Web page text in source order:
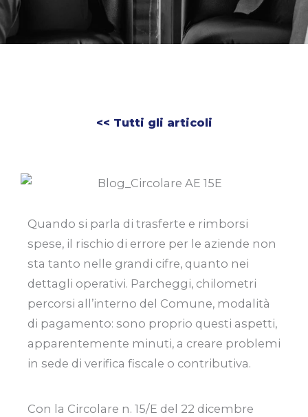
<< Tutti gli articoli
Quando si parla di trasferte e rimborsi
spese, il rischio di errore per le aziende non
sta tanto nelle grandi cifre, quanto nei
dettagli operativi. Parcheggi, chilometri
percorsi all’interno del Comune, modalità
di pagamento: sono proprio questi aspetti,
apparentemente minuti, a creare problemi
in sede di verifica fiscale o contributiva.
Con la Circolare n. 15/E del 22 dicembre